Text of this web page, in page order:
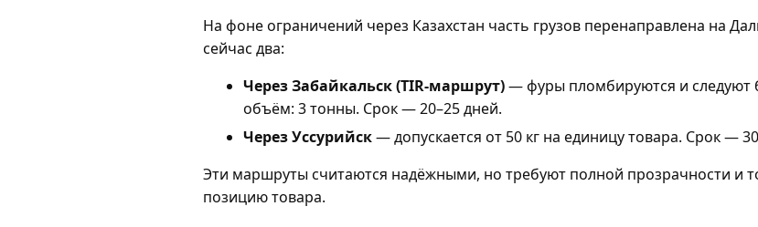
На фоне ограничений через Казахстан часть грузов перенаправлена на
сейчас два:
Через Забайкальск (TIR-маршрут)— фуры пломбируются и следуют
объём: 3 тонны. Срок — 20–25 дней.
Через Уссурийск— допускается от 50 кг на единицу товара. Срок —
Эти маршруты считаются надёжными, но требуют полной прозрачности и
позицию товара.